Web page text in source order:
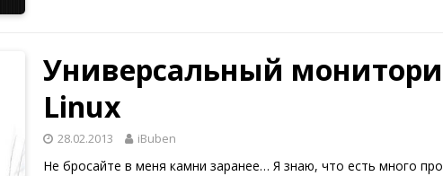
Универсальный
Linux
28.02.2013 iBuben
Не бросайте в меня камни заранее… Я знаю, что есть много